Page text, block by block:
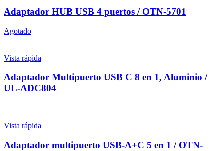
Adaptador HUB USB 4 puertos / OTN-5701
Agotado
Vista rápida
Adaptador Multipuerto USB C 8 en 1, Aluminio /
UL-ADC804
Vista rápida
Adaptador multipuerto USB-A+C 5 en 1 / OTN-